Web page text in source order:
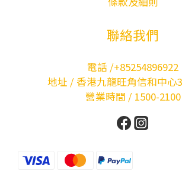
聯絡我們
電話 /+85254896922
地址 / 香港九龍旺角信和中心
營業時間 / 1500-2100